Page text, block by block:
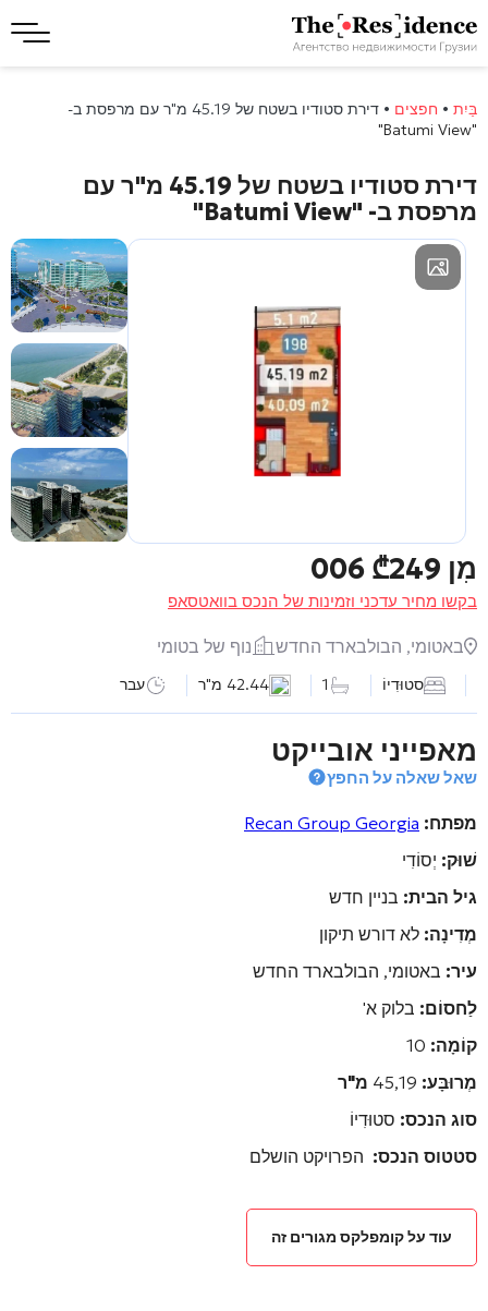
בַּיִת • חפצים • דירת סטודיו בשטח של 45.19 מ"ר עם מרפסת ב-
"Batumi View"
דירת סטודיו בשטח של 45.19 מ"ר עם
מרפסת ב- "Batumi View"
מִן ₾249 006
בקשו מחיר עדכני וזמינות של הנכס בוואטסאפ
באטומי, הבולבארד החדש נוף של בטומי
סטוּדִיוֹ 1 42.44 מ"ר עבר
מאפייני אובייקט
שאל שאלה על החפץ
מפתח: Recan Group Georgia
שׁוּק: יְסוֹדִי
גיל הבית: בניין חדש
מְדִינָה: לא דורש תיקון
עיר: באטומי, הבולבארד החדש
לַחסוֹם: בלוק א'
קוֹמָה: 10
מְרוּבָּע: 45,19 מ"ר
סוג הנכס: סטוּדִיוֹ
סטטוס הנכס: הפרויקט הושלם
עוד על קומפלקס מגורים זה